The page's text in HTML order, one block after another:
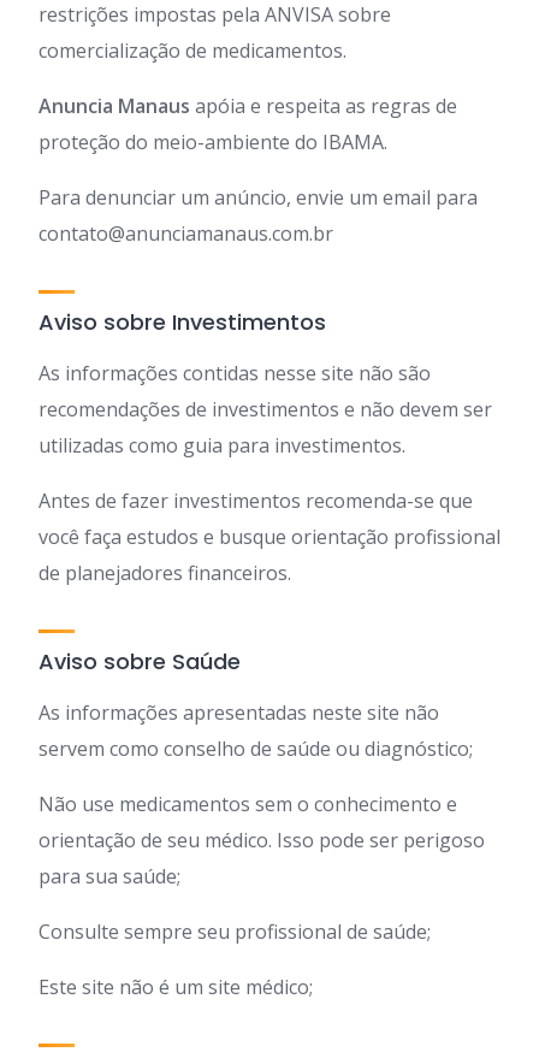
restrições impostas pela ANVISA sobre
comercialização de medicamentos.
Anuncia Manaus apóia e respeita as regras de
proteção do meio-ambiente do IBAMA.
Para denunciar um anúncio, envie um email para
contato@anunciamanaus.com.br
Aviso sobre Investimentos
As informações contidas nesse site não são
recomendações de investimentos e não devem ser
utilizadas como guia para investimentos.
Antes de fazer investimentos recomenda-se que
você faça estudos e busque orientação profissional
de planejadores financeiros.
Aviso sobre Saúde
As informações apresentadas neste site não
servem como conselho de saúde ou diagnóstico;
Não use medicamentos sem o conhecimento e
orientação de seu médico. Isso pode ser perigoso
para sua saúde;
Consulte sempre seu profissional de saúde;
Este site não é um site médico;